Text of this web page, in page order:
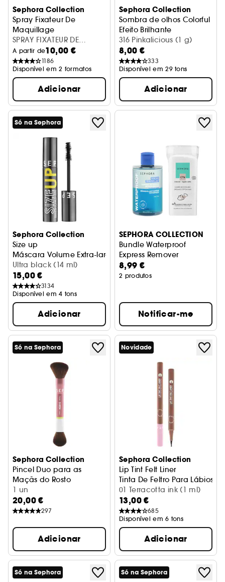
Sephora Collection
Spray Fixateur De
Maquillage
Spray Fixador Maquilhagem
SPRAY FIXATEUR DE
MAQUILLAGE-21
A partir de10,00 €
1186
Disponível em 2 formatos
Adicionar
Sephora Collection
Sombra de olhos Colorful
Efeito Brilhante
316 Pinkalicious (1 g)
8,00 €
333
Disponível em 29 tons
Adicionar
Só na Sephora
Sephora Collection
Size up
Máscara Volume Extra-largo Imediato
Ultra black (14 ml)
15,00 €
3134
Disponível em 4 tons
Adicionar
SEPHORA COLLECTION
Bundle Waterproof
Express Remover
8,99 €
2 produtos
Notificar-me
Só na Sephora
Sephora Collection
Pincel Duo para as
Maçãs do Rosto
Aplicação intuitiva, acabamento perfeito
1 un
20,00 €
297
Adicionar
Novidade
Sephora Collection
Lip Tint Felt Liner
Tinta De Feltro Para Lábios
01 Terracotta ink (1 ml)
13,00 €
685
Disponível em 6 tons
Adicionar
Só na Sephora Só na Sephora